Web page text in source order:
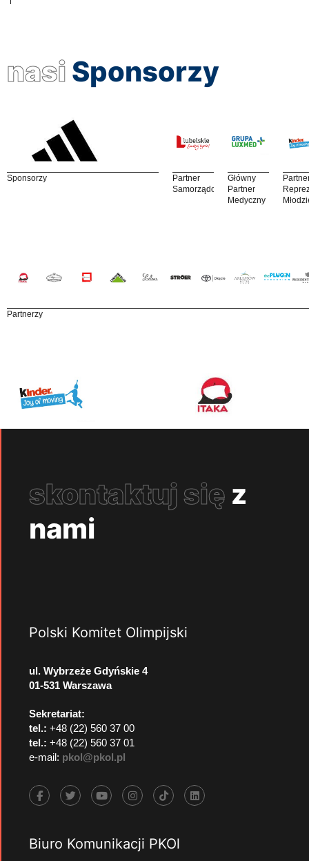
nasi Sponsorzy
Sponsorzy
Partner
Samorządowy
Główny
Partner
Medyczny
Partnerzy
skontaktuj się z
nami
Polski Komitet Olimpijski
ul. Wybrzeże Gdyńskie 4
01-531 Warszawa
Sekretariat:
tel.: +48 (22) 560 37 00
tel.: +48 (22) 560 37 01
e-mail: pkol@pkol.pl
Biuro Komunikacji PKOl